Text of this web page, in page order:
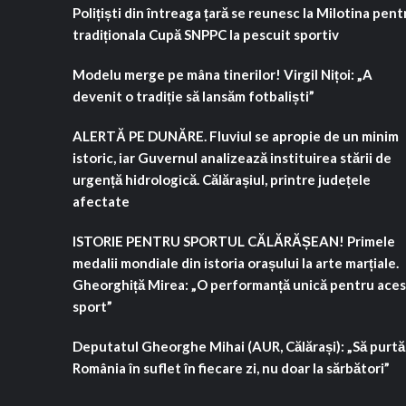
Polițiști din întreaga țară se reunesc la Milotina
tradiționala Cupă SNPPC la pescuit sportiv
Modelu merge pe mâna tinerilor! Virgil Nițoi: „A
devenit o tradiție să lansăm fotbaliști”
ALERTĂ PE DUNĂRE. Fluviul se apropie de un minim
istoric, iar Guvernul analizează instituirea stării de
urgență hidrologică. Călărașiul, printre județele
afectate
ISTORIE PENTRU SPORTUL CĂLĂRĂȘEAN! Primele
medalii mondiale din istoria orașului la arte marțiale.
Gheorghiță Mirea: „O performanță unică pentru
sport”
Deputatul Gheorghe Mihai (AUR, Călărași): „Să
România în suflet în fiecare zi, nu doar la sărbători”